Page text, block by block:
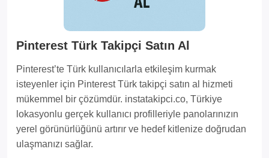
Pinterest Türk Takipçi Satın Al
Pinterest’te Türk kullanıcılarla etkileşim kurmak
isteyenler için Pinterest Türk takipçi satın al hizmeti
mükemmel bir çözümdür. instatakipci.co, Türkiye
lokasyonlu gerçek kullanıcı profilleriyle panolarınızın
yerel görünürlüğünü artırır ve hedef kitlenize doğrudan
ulaşmanızı sağlar.